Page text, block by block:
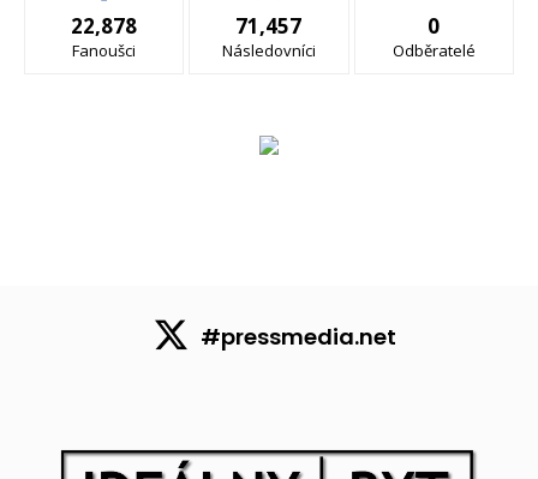
22,878
Fanoušci
71,457
Následovníci
0
Odběratelé
#pressmedia.net